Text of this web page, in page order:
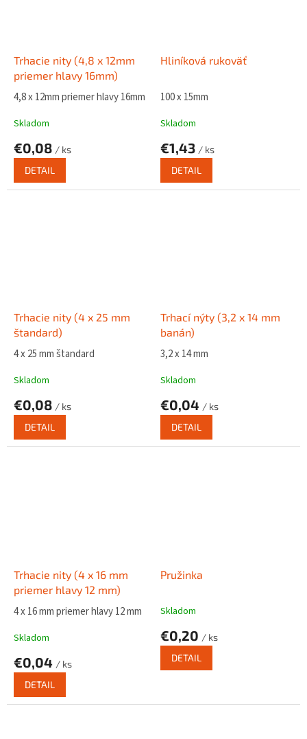
Trhacie nity (4,8 x 12mm
priemer hlavy 16mm)
4,8 x 12mm priemer hlavy 16mm
Skladom
€0,08 / ks
DETAIL
Hliníková rukoväť
100 x 15mm
Skladom
€1,43 / ks
DETAIL
Trhacie nity (4 x 25 mm
štandard)
4 x 25 mm štandard
Skladom
€0,08 / ks
DETAIL
Trhací nýty (3,2 x 14 mm
banán)
3,2 x 14 mm
Skladom
€0,04 / ks
DETAIL
Trhacie nity (4 x 16 mm
priemer hlavy 12 mm)
4 x 16 mm priemer hlavy 12 mm
Skladom
€0,04 / ks
DETAIL
Pružinka
Skladom
€0,20 / ks
DETAIL